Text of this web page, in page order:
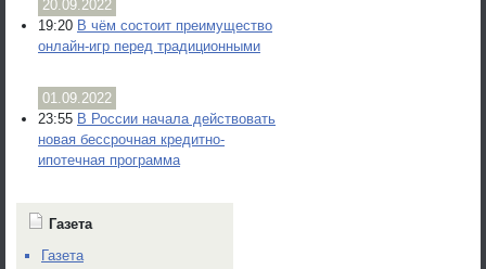
20.09.2022
19:20 В чём состоит преимущество
онлайн-игр перед традиционными
01.09.2022
23:55 В России начала действовать
новая бессрочная кредитно-
ипотечная программа
Газета
Газета